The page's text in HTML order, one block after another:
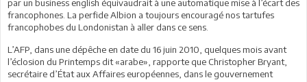
par un business english équivaudrait à une automatique mise à l’écart des
francophones. La perfide Albion a toujours encouragé nos tartufes
francophobes du Londonistan à aller dans ce sens.
L’AFP, dans une dépêche en date du 16 juin 2010, quelques mois avant
l’éclosion du Printemps dit «arabe», rapporte que Christopher Bryant,
secrétaire d’État aux Affaires européennes, dans le gouvernement